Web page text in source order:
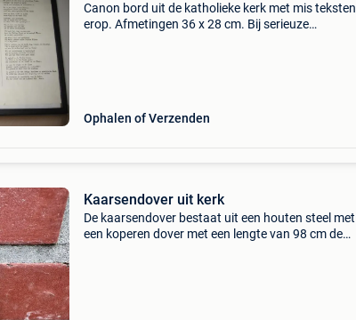
Canon bord uit de katholieke kerk met mis teksten
erop. Afmetingen 36 x 28 cm. Bij serieuze
Ophalen of Verzenden
Kaarsendover uit kerk
De kaarsendover bestaat uit een houten steel met
een koperen dover met een lengte van 98 cm de